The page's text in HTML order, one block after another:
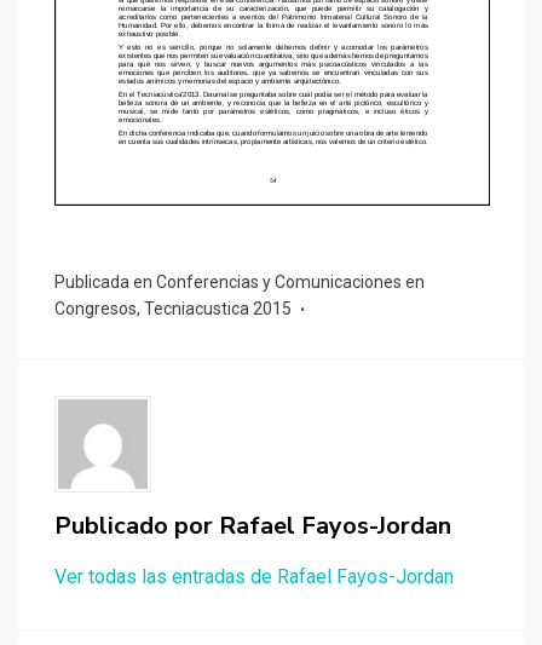
Publicada en Conferencias y Comunicaciones en
Congresos, Tecniacustica 2015
Publicado por Rafael Fayos-Jordan
Ver todas las entradas de Rafael Fayos-Jordan